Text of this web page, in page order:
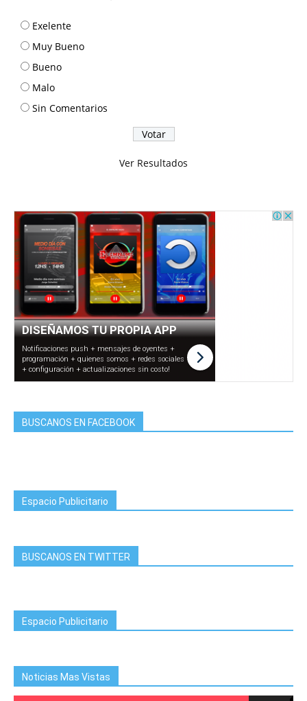
Exelente
Muy Bueno
Bueno
Malo
Sin Comentarios
Ver Resultados
BUSCANOS EN FACEBOOK
Espacio Publicitario
BUSCANOS EN TWITTER
Espacio Publicitario
Noticias Mas Vistas